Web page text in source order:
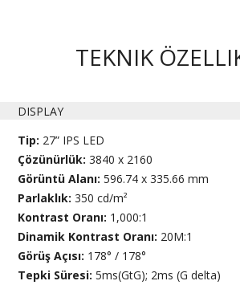
TEKNIK
DISPLAY
Tip: 27” IPS LED
Çözünürlük:3840 x 2160
Görüntü Alanı:596.74 x 335.66 mm
Parlaklık:350 cd/m²
Kontrast Oranı: 1,000:1
Dinamik Kontrast Oranı: 20M:1
Görüş Açısı: 178° / 178°
Tepki Süresi:5ms(GtG); 2ms (G delta)